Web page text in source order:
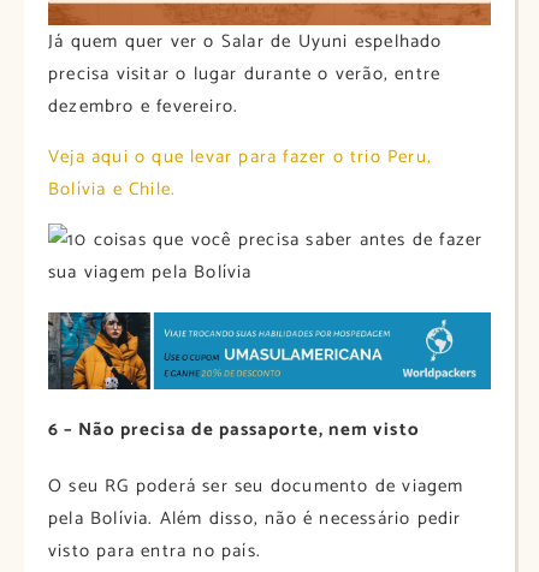
Já quem quer ver o Salar de Uyuni espelhado
precisa visitar o lugar durante o verão, entre
dezembro e fevereiro.
Veja aqui o que levar para fazer o trio Peru,
Bolívia e Chile.
6 – Não precisa de passaporte, nem visto
O seu RG poderá ser seu documento de viagem
pela Bolívia. Além disso, não é necessário pedir
visto para entra no país.